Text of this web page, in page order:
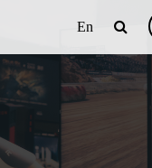
En